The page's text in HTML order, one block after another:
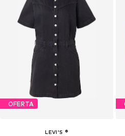
OFERTA
LEVI'S ®